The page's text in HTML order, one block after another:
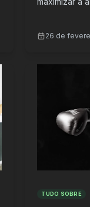
26 de
TUDO SOBRE